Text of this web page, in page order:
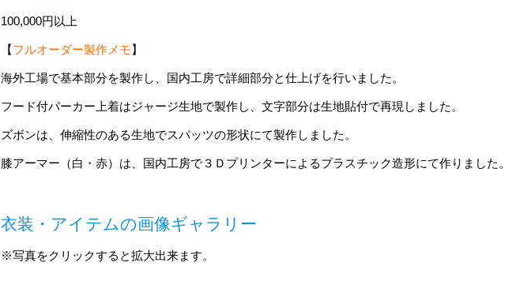
100,000円以上
【フルオーダー製作メモ】
海外工場で基本部分を製作し、国内工房で詳細部分と仕上げを行いました。
フード付パーカー上着はジャージ生地で製作し、文字部分は生地貼付で再現しました。
ズボンは、伸縮性のある生地でスパッツの形状にて製作しました。
膝アーマー（白・赤）は、国内工房で３Ｄプリンターによるプラスチック造形にて作りました。
衣装・アイテムの画像ギャラリー
※写真をクリックすると拡大出来ます。